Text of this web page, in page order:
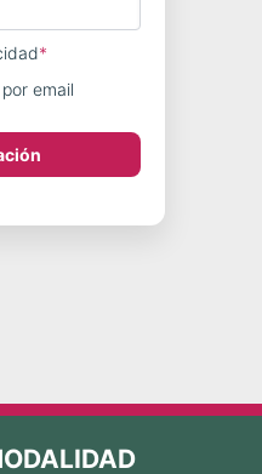
*
email